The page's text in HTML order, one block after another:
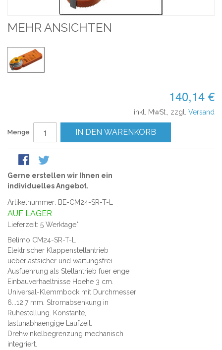
MEHR ANSICHTEN
140,14 €
inkl. MwSt., zzgl. Versand
Menge IN DEN WARENKORB
Gerne erstellen wir Ihnen ein
individuelles Angebot.
Artikelnummer: BE-CM24-SR-T-L
AUF LAGER
Lieferzeit: 5 Werktage*
Belimo CM24-SR-T-L
Elektrischer Klappenstellantrieb
ueberlastsicher und wartungsfrei.
Ausfuehrung als Stellantrieb fuer enge
Einbauverhaeltnisse Hoehe 3 cm.
Universal-Klemmbock mit Durchmesser
6...12,7 mm. Stromabsenkung in
Ruhestellung. Konstante,
lastunabhaengige Laufzeit.
Drehwinkelbegrenzung mechanisch
integriert.